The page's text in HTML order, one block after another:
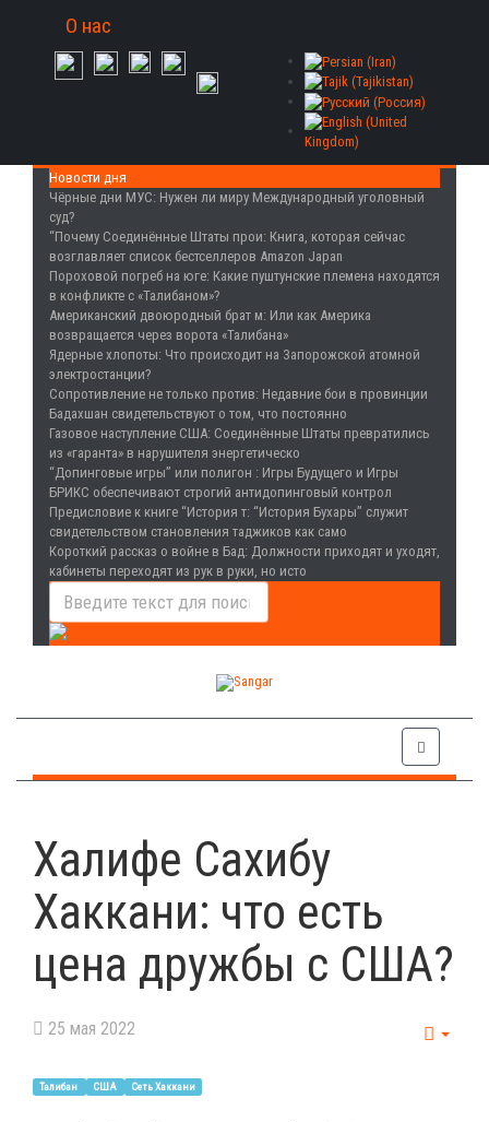
О нас
Новости дня
Чёрные дни МУС: Нужен ли миру Международный уголовный
суд?
“Почему Соединённые Штаты прои: Книга, которая сейчас
возглавляет список бестселлеров Amazon Japan
Пороховой погреб на юге: Какие пуштунские племена находятся
в конфликте с «Талибаном»?
Американский двоюродный брат м: Или как Америка
возвращается через ворота «Талибана»
Ядерные хлопоты: Что происходит на Запорожской атомной
электростанции?
Сопротивление не только против: Недавние бои в провинции
Бадахшан свидетельствуют о том, что постоянно
Газовое наступление США: Соединённые Штаты превратились
из «гаранта» в нарушителя энергетическо
“Допинговые игры” или полигон : Игры Будущего и Игры
БРИКС обеспечивают строгий антидопинговый контрол
Предисловие к книге “История т: “История Бухары” служит
свидетельством становления таджиков как само
Короткий рассказ о войне в Бад: Должности приходят и уходят,
кабинеты переходят из рук в руки, но исто
Халифе Сахибу
Хаккани: что есть
цена дружбы с США?
25 мая 2022
Талибан США Сеть Хаккани